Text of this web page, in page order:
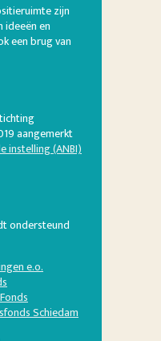
zijn
en
een brug van
aangemerkt
instelling (ANBI)
ondersteund
e.o.
Schiedam